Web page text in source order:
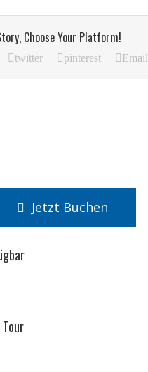
Choose Your Platform!
twitter pinterest Email
Jetzt Buchen